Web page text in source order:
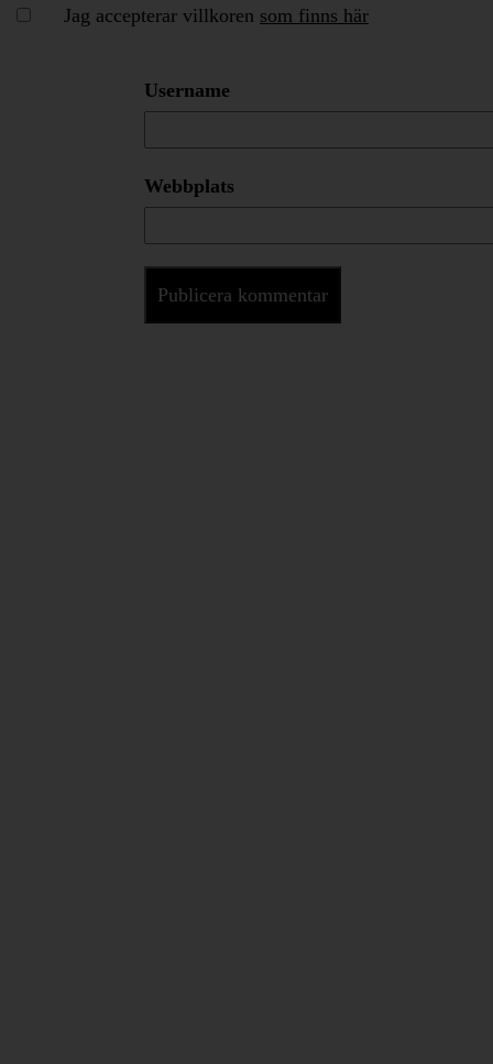
Jag accepterar villkoren som finns här
Username
Webbplats